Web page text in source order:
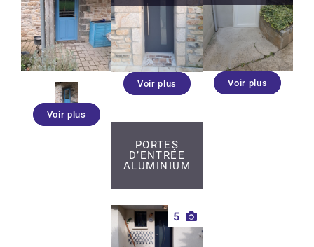
Voir plus
Voir plus Voir plus
5
PORTES
D’ENTRÉE
ALUMINIUM